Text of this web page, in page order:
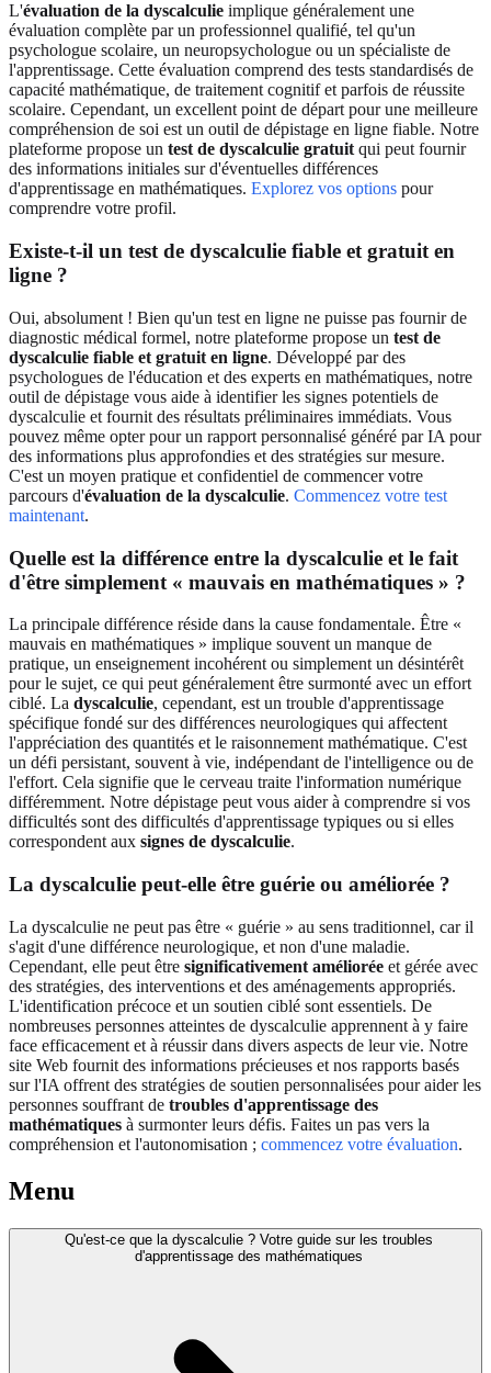
L'évaluation de la dyscalculie implique généralement une
évaluation complète par un professionnel qualifié, tel qu'un
psychologue scolaire, un neuropsychologue ou un spécialiste de
l'apprentissage. Cette évaluation comprend des tests standardisés de
capacité mathématique, de traitement cognitif et parfois de réussite
scolaire. Cependant, un excellent point de départ pour une meilleure
compréhension de soi est un outil de dépistage en ligne fiable. Notre
plateforme propose un test de dyscalculie gratuit qui peut fournir
des informations initiales sur d'éventuelles différences
d'apprentissage en mathématiques. Explorez vos options pour
comprendre votre profil.
Existe-t-il un test de dyscalculie fiable et gratuit en
ligne ?
Oui, absolument ! Bien qu'un test en ligne ne puisse pas fournir de
diagnostic médical formel, notre plateforme propose un test de
dyscalculie fiable et gratuit en ligne. Développé par des
psychologues de l'éducation et des experts en mathématiques, notre
outil de dépistage vous aide à identifier les signes potentiels de
dyscalculie et fournit des résultats préliminaires immédiats. Vous
pouvez même opter pour un rapport personnalisé généré par IA pour
des informations plus approfondies et des stratégies sur mesure.
C'est un moyen pratique et confidentiel de commencer votre
parcours d'évaluation de la dyscalculie. Commencez votre test
maintenant.
Quelle est la différence entre la dyscalculie et le fait
d'être simplement « mauvais en mathématiques » ?
La principale différence réside dans la cause fondamentale. Être «
mauvais en mathématiques » implique souvent un manque de
pratique, un enseignement incohérent ou simplement un désintérêt
pour le sujet, ce qui peut généralement être surmonté avec un effort
ciblé. La dyscalculie, cependant, est un trouble d'apprentissage
spécifique fondé sur des différences neurologiques qui affectent
l'appréciation des quantités et le raisonnement mathématique. C'est
un défi persistant, souvent à vie, indépendant de l'intelligence ou de
l'effort. Cela signifie que le cerveau traite l'information numérique
différemment. Notre dépistage peut vous aider à comprendre si vos
difficultés sont des difficultés d'apprentissage typiques ou si elles
correspondent aux signes de dyscalculie.
La dyscalculie peut-elle être guérie ou améliorée ?
La dyscalculie ne peut pas être « guérie » au sens traditionnel, car il
s'agit d'une différence neurologique, et non d'une maladie.
Cependant, elle peut être significativement améliorée et gérée avec
des stratégies, des interventions et des aménagements appropriés.
L'identification précoce et un soutien ciblé sont essentiels. De
nombreuses personnes atteintes de dyscalculie apprennent à y faire
face efficacement et à réussir dans divers aspects de leur vie. Notre
site Web fournit des informations précieuses et nos rapports basés
sur l'IA offrent des stratégies de soutien personnalisées pour aider les
personnes souffrant de troubles d'apprentissage des
mathématiques à surmonter leurs défis. Faites un pas vers la
compréhension et l'autonomisation ; commencez votre évaluation.
Menu
Qu'est-ce que la dyscalculie ? Votre guide sur les troubles
d'apprentissage des mathématiques